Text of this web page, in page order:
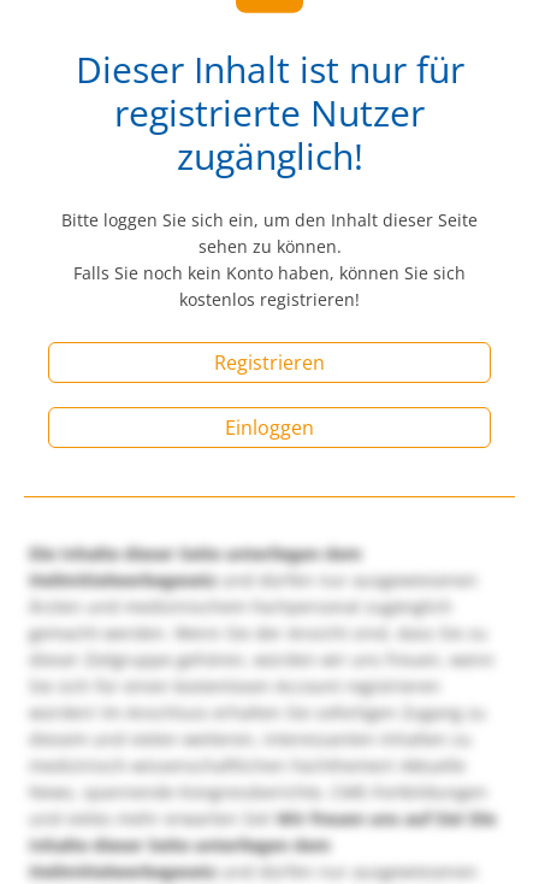
Dieser Inhalt ist nur für
registrierte Nutzer
zugänglich!
Bitte loggen Sie sich ein, um den Inhalt dieser Seite
sehen zu können.
Falls Sie noch kein Konto haben, können Sie sich
kostenlos registrieren!
Registrieren
Einloggen
Die Inhalte dieser Seite unterliegen dem
Heilmittelwerbegesetzund dürfen nur ausgewiesenen
Ärzten und medizinischem Fachpersonal zugänglich
gemacht werden. Wenn Sie der Ansicht sind, dass Sie zu
dieser Zielgruppe gehören, würden wir uns freuen, wenn
Sie sich für einen kostenlosen Account registrieren
würden! Im Anschluss erhalten Sie sofortigen Zugang zu
diesem und vielen weiteren, interessanten Inhalten zu
medizinisch-wissenschaftlichen Fachthemen! Aktuelle
News, spannende Kongressberichte, CME-Fortbildungen
und vieles mehr erwarten Sie!Wir freuen uns auf Sie! Die
Inhalte dieser Seite unterliegen dem
Heilmittelwerbegesetzund dürfen nur ausgewiesenen